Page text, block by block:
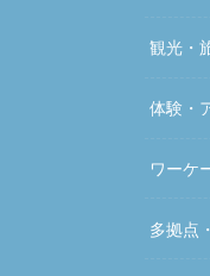
観光・
体験・
ワーケ
多拠点